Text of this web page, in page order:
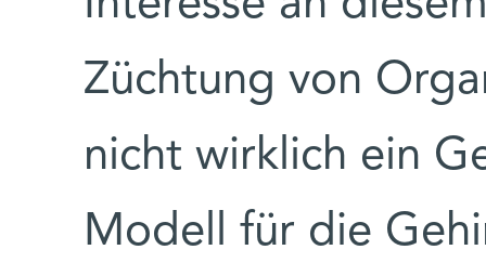
Züchtung von
nicht wirklich ein
Modell für die